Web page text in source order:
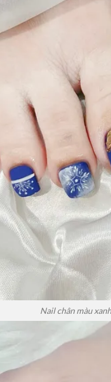
Nail chân màu